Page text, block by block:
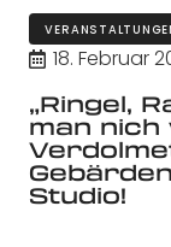
18. Februar
„Ringel,
man nich
Studio!